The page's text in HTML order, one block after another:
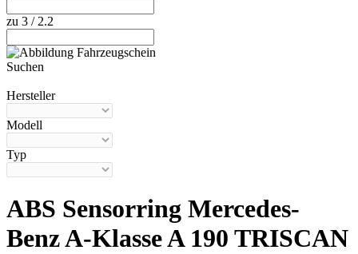
zu 3 / 2.2
Suchen
Hersteller
Modell
Typ
ABS Sensorring Mercedes-
Benz A-Klasse A 190 TRISCAN